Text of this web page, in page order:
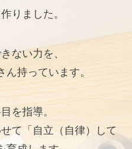
りました。
ない力を、
持っています。
を指導。
て「自立（自律）して